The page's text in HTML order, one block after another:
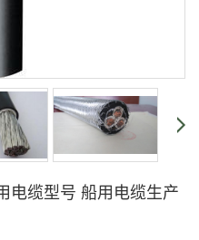
电缆型号 船用电缆生产